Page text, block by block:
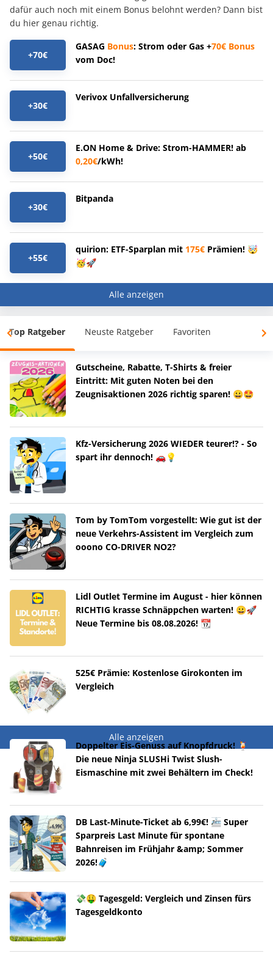
dafür auch noch mit einem Bonus belohnt werden? Dann bist
du hier genau richtig.
+70€
GASAG Bonus: Strom oder Gas +70€ Bonus
vom Doc!
+30€
Verivox Unfallversicherung
+50€
E.ON Home & Drive: Strom-HAMMER! ab
0,20€/kWh!
+30€
Bitpanda
+55€
quirion: ETF-Sparplan mit 175€ Prämien! 🤯
🥳🚀
Alle anzeigen
Top Ratgeber Neuste Ratgeber Favoriten
Gutscheine, Rabatte, T-Shirts & freier
Eintritt: Mit guten Noten bei den
Zeugnisaktionen 2026 richtig sparen! 😀🤩
Kfz-Versicherung 2026 WIEDER teurer!? - So
spart ihr dennoch! 🚗💡
Tom by TomTom vorgestellt: Wie gut ist der
neue Verkehrs-Assistent im Vergleich zum
ooono CO-DRIVER NO2?
Lidl Outlet Termine im August - hier können
RICHTIG krasse Schnäppchen warten! 😀🚀
Neue Termine bis 08.08.2026! 📆
525€ Prämie: Kostenlose Girokonten im
Vergleich
Alle anzeigen
Doppelter Eis-Genuss auf Knopfdruck! 🍹
Die neue Ninja SLUSHi Twist Slush-
Eismaschine mit zwei Behältern im Check!
DB Last-Minute-Ticket ab 6,99€! 🚈 Super
Sparpreis Last Minute für spontane
Bahnreisen im Frühjahr &amp; Sommer
2026!🧳
💸🤑 Tagesgeld: Vergleich und Zinsen fürs
Tagesgeldkonto